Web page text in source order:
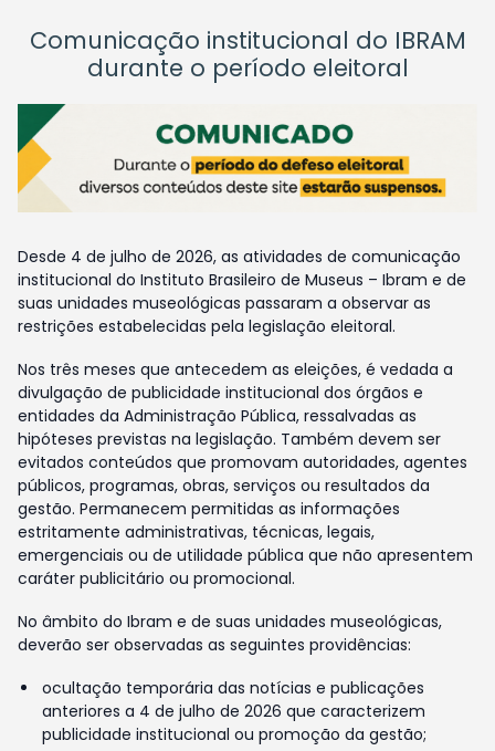
Comunicação institucional do IBRAM
durante o período eleitoral
Desde 4 de julho de 2026, as atividades de comunicação
institucional do Instituto Brasileiro de Museus – Ibram e de
suas unidades museológicas passaram a observar as
restrições estabelecidas pela legislação eleitoral.
Nos três meses que antecedem as eleições, é vedada a
divulgação de publicidade institucional dos órgãos e
entidades da Administração Pública, ressalvadas as
hipóteses previstas na legislação. Também devem ser
evitados conteúdos que promovam autoridades, agentes
públicos, programas, obras, serviços ou resultados da
gestão. Permanecem permitidas as informações
estritamente administrativas, técnicas, legais,
emergenciais ou de utilidade pública que não apresentem
caráter publicitário ou promocional.
No âmbito do Ibram e de suas unidades museológicas,
deverão ser observadas as seguintes providências:
ocultação temporária das notícias e publicações
anteriores a 4 de julho de 2026 que caracterizem
publicidade institucional ou promoção da gestão;